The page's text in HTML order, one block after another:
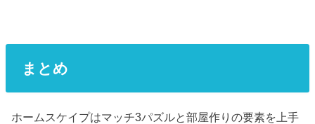
まとめ
ホームスケイプはマッチ3パズルと部屋作りの要素を上手